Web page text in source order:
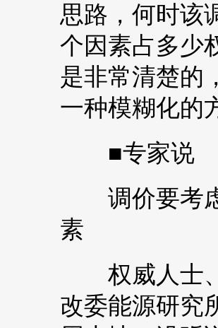
思路，何时该
个因素占多少
是非常清楚的
一种模糊化的
■专家说
调价要考
素
权威人士
改委能源研究